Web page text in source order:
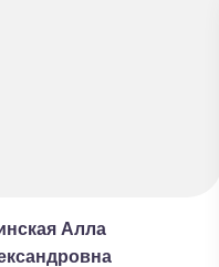
Алла